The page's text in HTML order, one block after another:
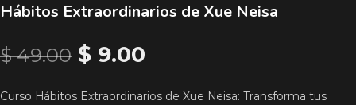
Hábitos Extraordinarios de Xue Neisa
$49.00 $ 9.00
Curso Hábitos Extraordinarios de Xue Neisa: Transforma tus